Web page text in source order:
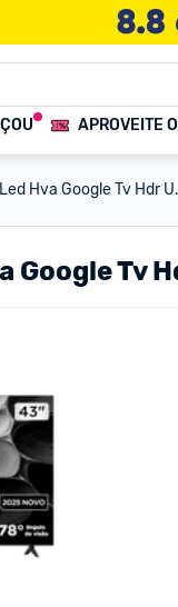
APROVEITE
Hva Google Tv Hdr
Google Tv